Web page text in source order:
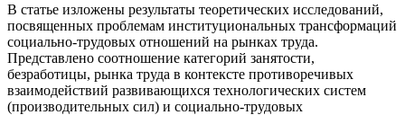
В статье изложены результаты теоретических исследований,
посвященных проблемам институциональных трансформаций
социально-трудовых отношений на рынках труда.
Представлено соотношение категорий занятости,
безработицы, рынка труда в контексте противоречивых
взаимодействий развивающихся технологических систем
(производительных сил) и социально-трудовых